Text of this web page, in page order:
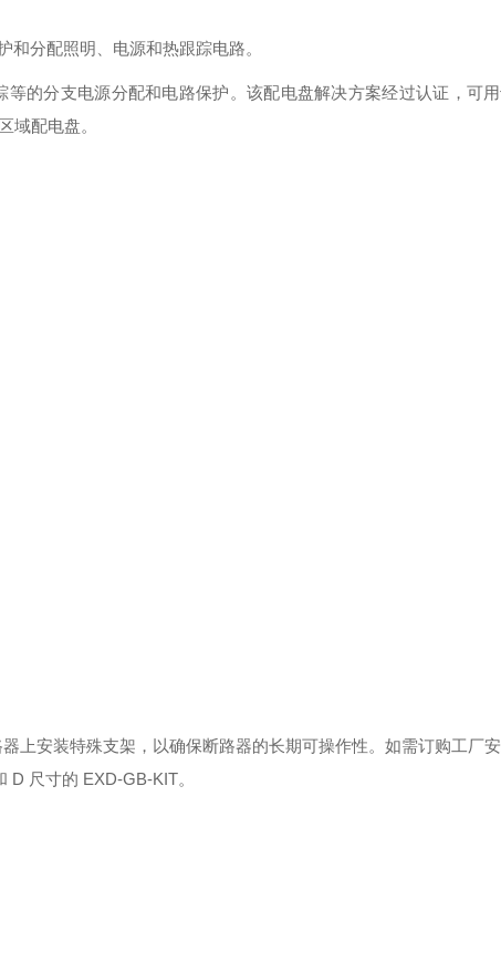
分配照明、电源和热跟踪电路。
的分支电源分配和电路保护。该配电盘解决方案经过认证，可
域配电盘。
上安装特殊支架，以确保断路器的长期可操作性。如需订购工厂
尺寸的 EXD-GB-KIT。